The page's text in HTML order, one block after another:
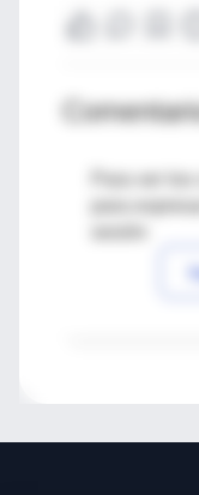
Para ver